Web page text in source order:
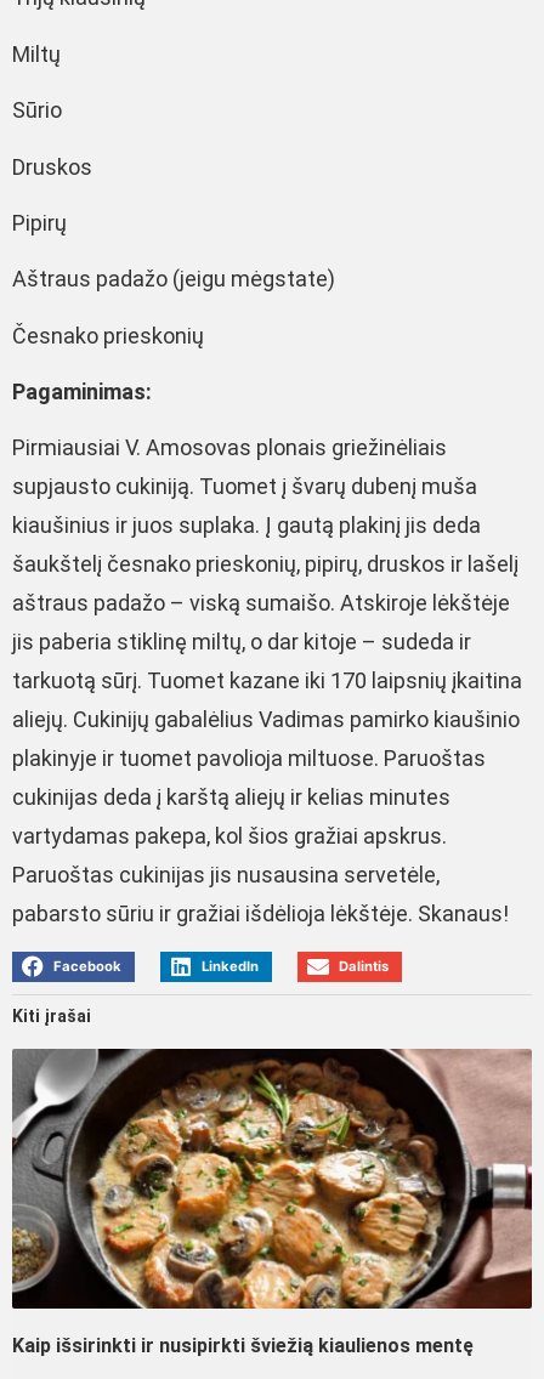
Miltų
Sūrio
Druskos
Pipirų
Aštraus padažo (jeigu mėgstate)
Česnako prieskonių
Pagaminimas:
Pirmiausiai V. Amosovas plonais griežinėliais
supjausto cukiniją. Tuomet į švarų dubenį muša
kiaušinius ir juos suplaka. Į gautą plakinį jis deda
šaukštelį česnako prieskonių, pipirų, druskos ir lašelį
aštraus padažo – viską sumaišo. Atskiroje lėkštėje
jis paberia stiklinę miltų, o dar kitoje – sudeda ir
tarkuotą sūrį. Tuomet kazane iki 170 laipsnių įkaitina
aliejų. Cukinijų gabalėlius Vadimas pamirko kiaušinio
plakinyje ir tuomet pavolioja miltuose. Paruoštas
cukinijas deda į karštą aliejų ir kelias minutes
vartydamas pakepa, kol šios gražiai apskrus.
Paruoštas cukinijas jis nusausina servetėle,
pabarsto sūriu ir gražiai išdėlioja lėkštėje. Skanaus!
Facebook LinkedIn Dalintis
Kiti įrašai
Kaip išsirinkti ir nusipirkti šviežią kiaulienos mentę